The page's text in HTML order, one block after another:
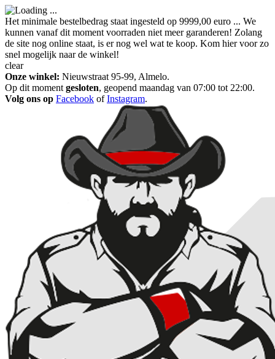
Het minimale bestelbedrag staat ingesteld op 9999,00 euro ... We
kunnen vanaf dit moment voorraden niet meer garanderen! Zolang
de site nog online staat, is er nog wel wat te koop. Kom hier voor zo
snel mogelijk naar de winkel!
clear
Onze winkel: Nieuwstraat 95-99, Almelo.
Op dit moment gesloten, geopend maandag van 07:00 tot 22:00.
Volg ons op Facebook ofInstagram.